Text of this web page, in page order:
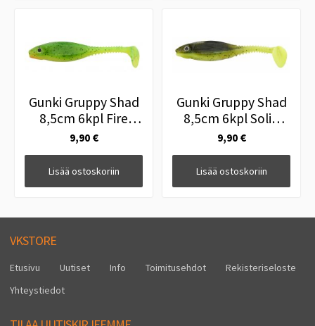
Gunki Gruppy Shad
8,5cm 6kpl Fire
Tiger
9,90 €
Lisää ostoskoriin
Gunki Gruppy Shad
8,5cm 6kpl Solid
Brown Chart
9,90 €
Lisää ostoskoriin
VKSTORE
Etusivu Uutiset Info Toimitusehdot
Rekisteriseloste
Yhteystiedot